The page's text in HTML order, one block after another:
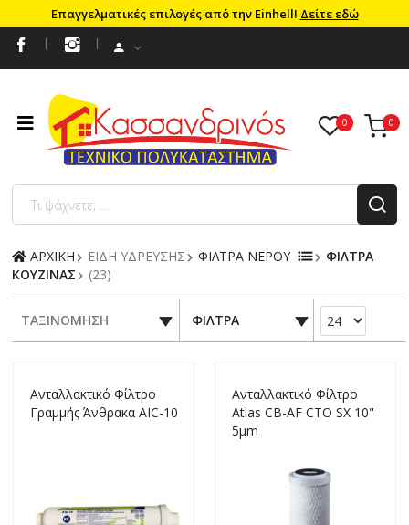
Επαγγελματικές επιλογές από την Einhell! Δείτε εδώ
ΑΡΧΙΚΗ ΕΙΔΗ ΥΔΡΕΥΣΗΣ ΦΙΛΤΡΑ ΝΕΡΟΥ
ΦΙΛΤΡΑ
ΚΟΥΖΙΝΑΣ
(23)
ΤΑΞΙΝΟΜΗΣΗ ΦΙΛΤΡΑ
Aνταλλακτικό Φίλτρο
Γραμμής Άνθρακα ΑIC-10
Ανταλλακτικό Φίλτρο
Atlas CB-AF CTO SX 10"
5μm